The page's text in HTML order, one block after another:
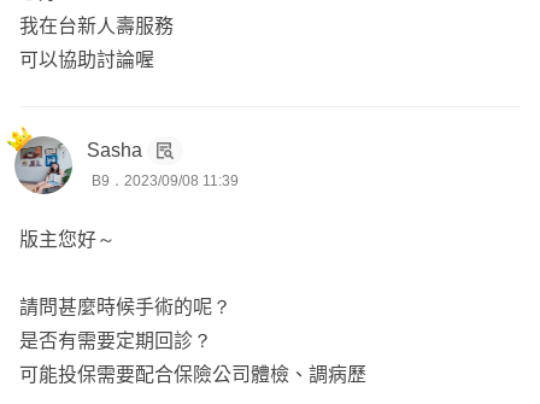
🌟癌症險
現今醫學科技進步的關係，針對癌症有許多治療，像是標靶
藥物、免疫療法等等，目前以一次給付型成為現今的主流，
🌟壽險
可以有一筆錢，解決喪葬費的問題、解決房貸車貸的壓力、
無憂的學習成長。
🎯沒有扶養責任的成年人：失能險 > 重大傷病險＆癌症險 >
2.實支實付
更少的保費，更多的保障，讓每分錢都花在刀口上
▶ FINFO討論區已協助近兩百人規劃保障
▶ 體況核保、理賠經驗 豐富
▶ 全台皆有服務
我在台新人壽服務
可以協助討論喔
Sasha
B9．2023/09/08 11:39
版主您好～
請問甚麼時候手術的呢？
是否有需要定期回診？
可能投保需要配合保險公司體檢、調病歷